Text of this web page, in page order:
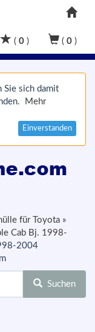
( 0 ) ( 0 )
Sie sich damit
Mehr
Einverstanden
für Toyota »
Cab Bj. 1998-
2004
Suchen